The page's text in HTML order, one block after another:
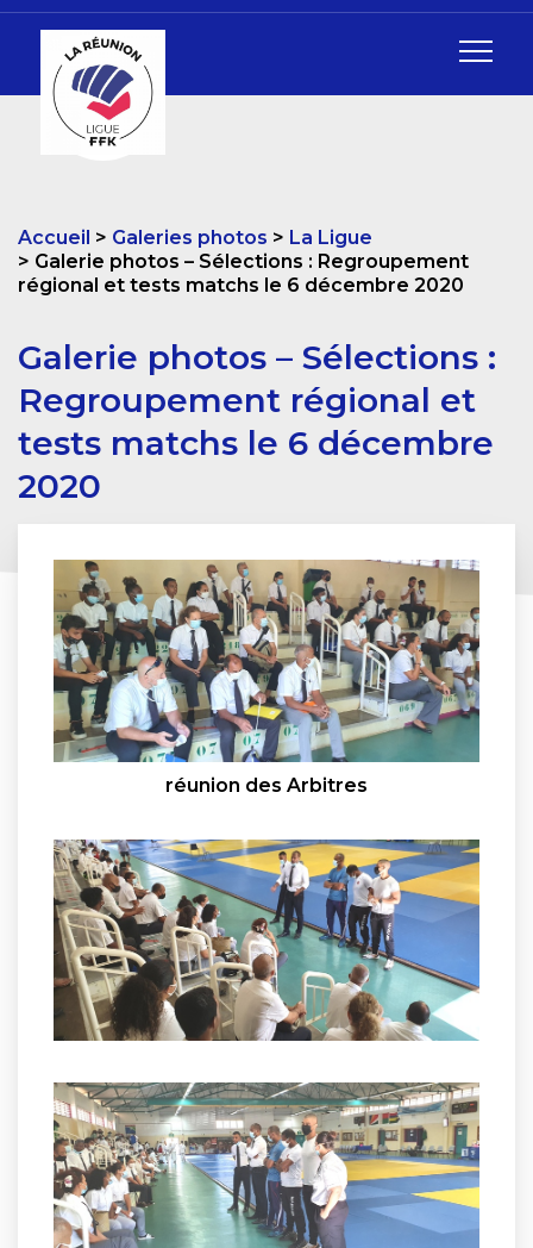
Accueil Galeries photos
La Ligue
Galerie photos – Sélections : Regroupement
régional et tests matchs le 6 décembre 2020
Galerie photos – Sélections :
Regroupement régional et
tests matchs le 6 décembre
2020
réunion des Arbitres